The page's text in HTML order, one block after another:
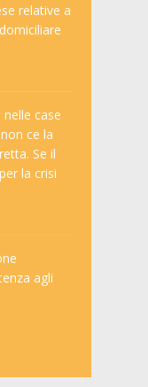
relative a
case
ce la
Se il
la crisi
agli